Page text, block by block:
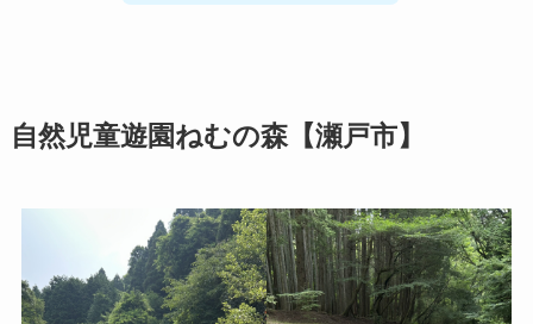
自然児童遊園ねむの森【瀬戸市】